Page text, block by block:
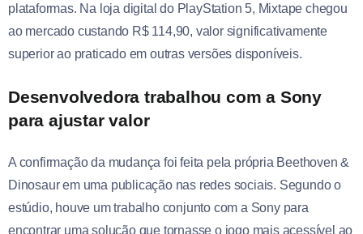
plataformas. Na loja digital do PlayStation 5, Mixtape chegou
ao mercado custando R$ 114,90, valor significativamente
superior ao praticado em outras versões disponíveis.
Desenvolvedora trabalhou com a Sony
para ajustar valor
A confirmação da mudança foi feita pela própria Beethoven &
Dinosaur em uma publicação nas redes sociais. Segundo o
estúdio, houve um trabalho conjunto com a Sony para
encontrar uma solução que tornasse o jogo mais acessível ao